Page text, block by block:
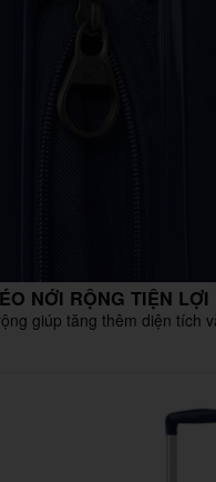
NỚI RỘNG TIỆN LỢI
giúp tăng thêm diện tích